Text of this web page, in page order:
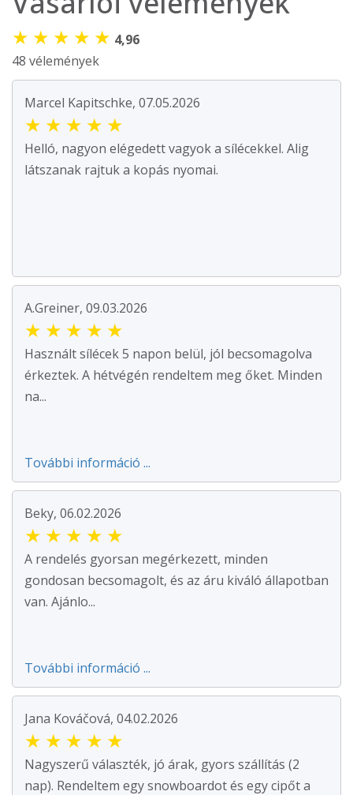
★ ★ ★ ★ ★ 4,96
48 vélemények
Marcel Kapitschke, 07.05.2026
★ ★ ★ ★ ★
Helló, nagyon elégedett vagyok a sílécekkel. Alig
látszanak rajtuk a kopás nyomai.
A.Greiner, 09.03.2026
★ ★ ★ ★ ★
Használt sílécek 5 napon belül, jól becsomagolva
érkeztek. A hétvégén rendeltem meg őket. Minden
na...
További információ ...
Beky, 06.02.2026
★ ★ ★ ★ ★
A rendelés gyorsan megérkezett, minden
gondosan becsomagolt, és az áru kiváló állapotban
van. Ajánlo...
További információ ...
Jana Kováčová, 04.02.2026
★ ★ ★ ★ ★
Nagyszerű választék, jó árak, gyors szállítás (2
nap). Rendeltem egy snowboardot és egy cipőt a